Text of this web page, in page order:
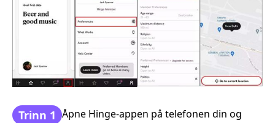
Trinn 1 Åpne Hinge-appen på telefonen din og